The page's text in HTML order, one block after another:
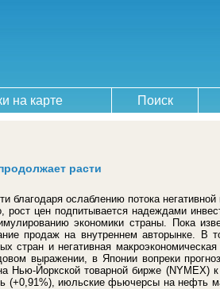
на карте Поиск
расти
ослаблению потока
цен подпитывается надеждами
экономики страны. Пока
продаж на внутреннем авторынке. В
стран и негативная
выражении, в Японии вопреки
Нью-Йоркской товарной бирже (NYMEX)
июльские фьючерсы на нефть